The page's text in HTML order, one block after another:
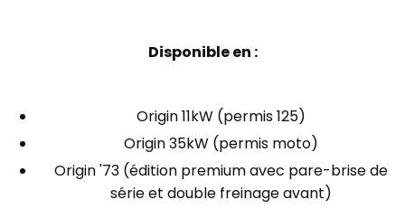
Disponible en :
Origin 11kW (permis 125)
Origin 35kW (permis moto)
Origin '73 (édition premium avec pare-brise de
série et double freinage avant)